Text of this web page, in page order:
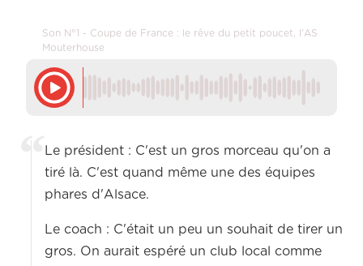
Son N°1 - Coupe de France : le rêve du petit poucet, l'AS
Mouterhouse
Le président : C'est un gros morceau qu'on a
tiré là. C'est quand même une des équipes
phares d'Alsace.
Le coach : C'était un peu un souhait de tirer un
gros. On aurait espéré un club local comme